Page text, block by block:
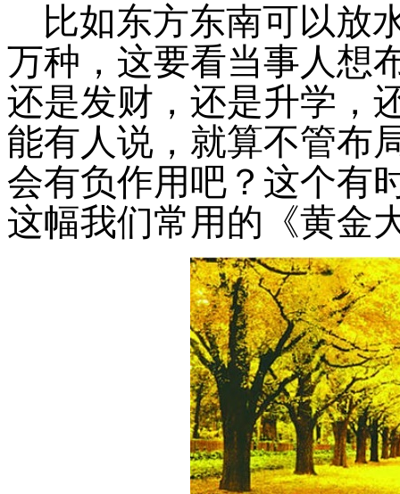
比如东方东南可以放
万种，这要看当事人想
还是发财，还是升学，
能有人说，就算不管布
会有负作用吧？这个有
这幅我们常用的《黄金